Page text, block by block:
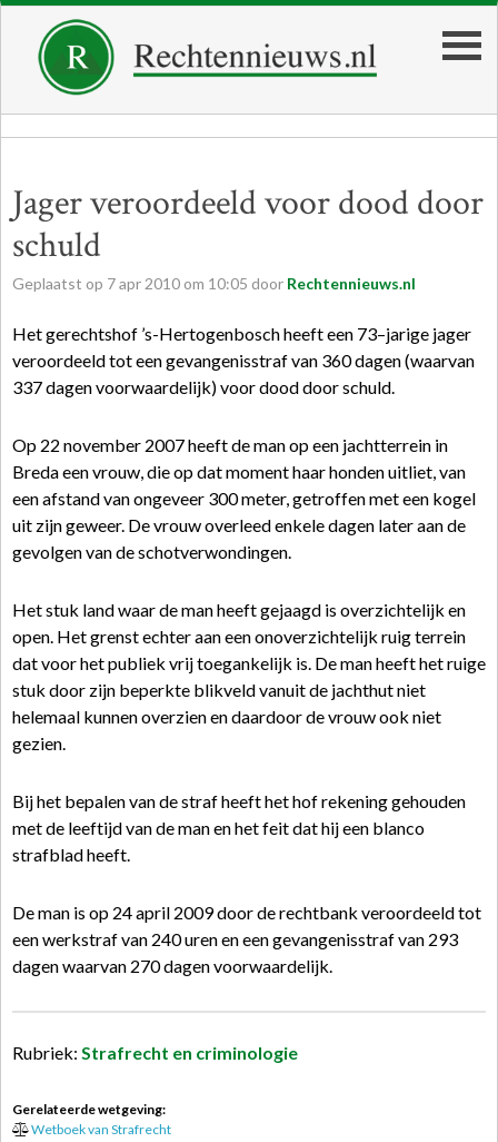
Jager veroordeeld voor dood door
schuld
Geplaatst op 7apr 2010 om 10:05 door Rechtennieuws.nl
Het gerechtshof ’s-Hertogenbosch heeft een 73–jarige jager
veroordeeld tot een gevangenisstraf van 360 dagen (waarvan
337 dagen voorwaardelijk) voor dood door schuld.
Op 22 november 2007 heeft de man op een jachtterrein in
Breda een vrouw, die op dat moment haar honden uitliet, van
een afstand van ongeveer 300 meter, getroffen met een kogel
uit zijn geweer. De vrouw overleed enkele dagen later aan de
gevolgen van de schotverwondingen.
Het stuk land waar de man heeft gejaagd is overzichtelijk en
open. Het grenst echter aan een onoverzichtelijk ruig terrein
dat voor het publiek vrij toegankelijk is. De man heeft het ruige
stuk door zijn beperkte blikveld vanuit de jachthut niet
helemaal kunnen overzien en daardoor de vrouw ook niet
gezien.
Bij het bepalen van de straf heeft het hof rekening gehouden
met de leeftijd van de man en het feit dat hij een blanco
strafblad heeft.
De man is op 24 april 2009 door de rechtbank veroordeeld tot
een werkstraf van 240 uren en een gevangenisstraf van 293
dagen waarvan 270 dagen voorwaardelijk.
Rubriek: Strafrecht en criminologie
Gerelateerde wetgeving:
Wetboek van Strafrecht